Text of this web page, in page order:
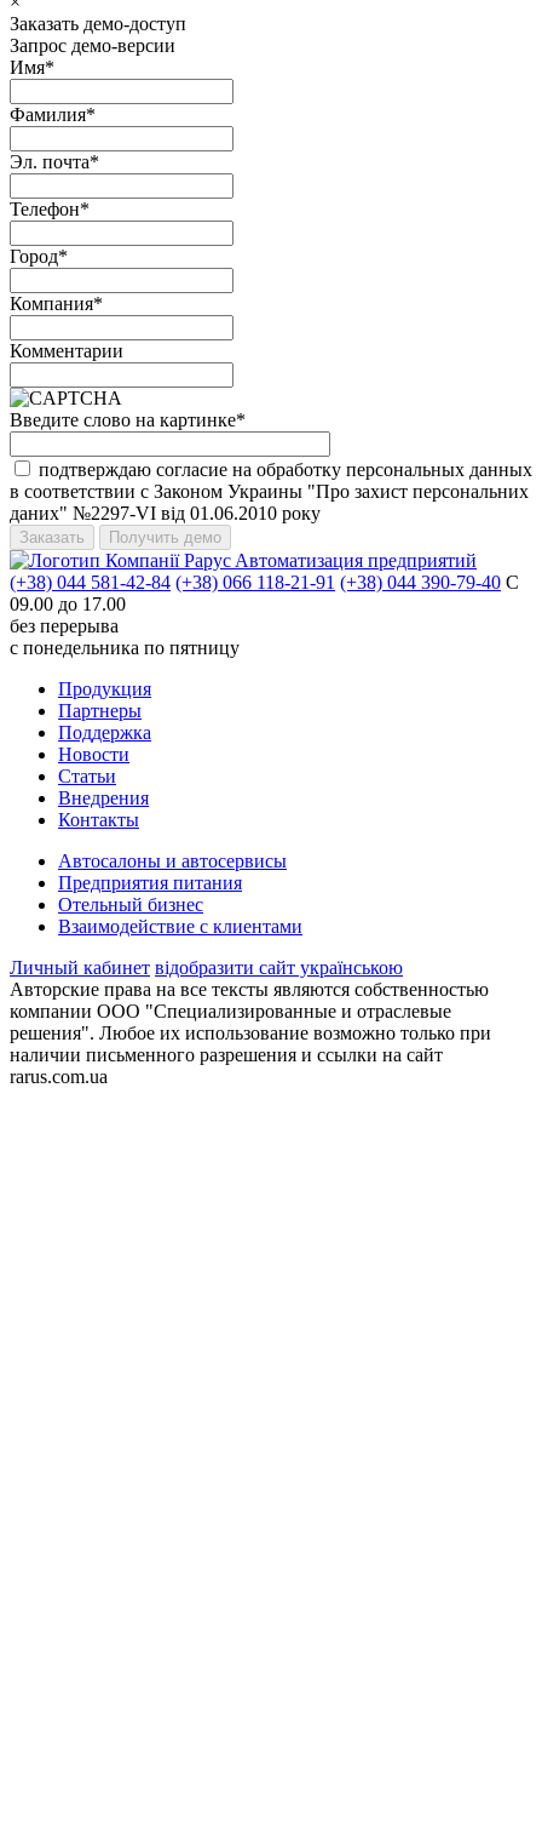
Заказать демо-доступ
Запрос демо-версии
Имя*
Фамилия*
Эл. почта*
Телефон*
Город*
Компания*
Комментарии
Введите слово на картинке*
подтверждаю согласие на обработку персональных данных
в соответствии с Законом Украины "Про захист персональних
даних" №2297-VI від 01.06.2010 року
Aвтоматизация предприятий
(+38) 044 581-42-84 (+38) 066 118-21-91 (+38) 044 390-79-40 С
09.00 до 17.00
без перерыва
с понедельника по пятницу
Продукция
Партнеры
Поддержка
Новости
Статьи
Внедрения
Контакты
Автосалоны и автосервисы
Предприятия питания
Отельный бизнес
Взаимодействие с клиентами
Личный кабинет відобразити сайт українською
Авторские права на все тексты являются собственностью
компании ООО "Специализированные и отраслевые
решения". Любое их использование возможно только при
наличии письменного разрешения и ссылки на сайт
rarus.com.ua